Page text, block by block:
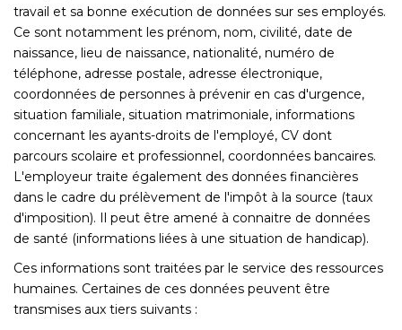
travail et sa bonne exécution de données sur ses employés.
Ce sont notamment les prénom, nom, civilité, date de
naissance, lieu de naissance, nationalité, numéro de
téléphone, adresse postale, adresse électronique,
coordonnées de personnes à prévenir en cas d'urgence,
situation familiale, situation matrimoniale, informations
concernant les ayants-droits de l'employé, CV dont
parcours scolaire et professionnel, coordonnées bancaires.
L'employeur traite également des données financières
dans le cadre du prélèvement de l'impôt à la source (taux
d'imposition). Il peut être amené à connaitre de données
de santé (informations liées à une situation de handicap).
Ces informations sont traitées par le service des ressources
humaines. Certaines de ces données peuvent être
transmises aux tiers suivants :